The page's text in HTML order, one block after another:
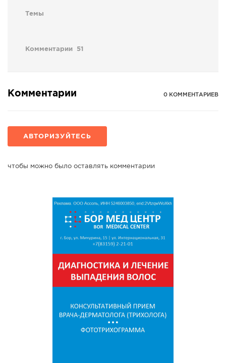
Темы
Комментарии 51
Комментарии 0 КОММЕНТАРИЕВ
АВТОРИЗУЙТЕСЬ
чтобы можно было оставлять комментарии